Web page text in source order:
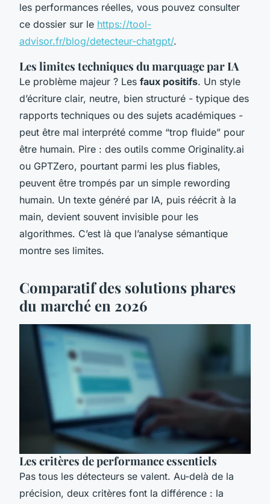
les performances réelles, vous pouvez consulter
ce dossier sur le https://tool-
advisor.fr/blog/detecteur-chatgpt/.
Les limites techniques du marquage par IA
Le problème majeur ? Les faux positifs. Un style
d’écriture clair, neutre, bien structuré - typique des
rapports techniques ou des sujets académiques -
peut être mal interprété comme “trop fluide” pour
être humain. Pire : des outils comme Originality.ai
ou GPTZero, pourtant parmi les plus fiables,
peuvent être trompés par un simple rewording
humain. Un texte généré par IA, puis réécrit à la
main, devient souvent invisible pour les
algorithmes. C’est là que l’analyse sémantique
montre ses limites.
Comparatif des solutions phares
du marché en 2026
Les critères de performance essentiels
Pas tous les détecteurs se valent. Au-delà de la
précision, deux critères font la différence : la